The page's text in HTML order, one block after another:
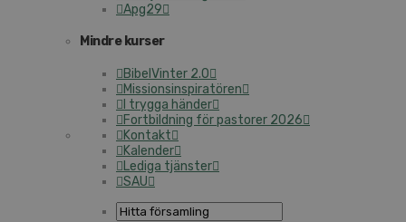
Apg29
Mindre kurser
BibelVinter 2.0
Missionsinspiratören
I trygga händer
Fortbildning för pastorer 2026
Kontakt
Kalender
Lediga tjänster
SAU